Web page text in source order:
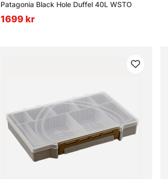
Patagonia Black Hole Duffel 40L WSTO
1699 kr